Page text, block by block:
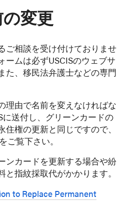
変更
ご相談を受け付けておりませ
ームは必ずUSCISのウェブサ
た、移民法弁護士などの専門
理由で名前を変えなければな
に送付し、グリーンカードの
権の更新と同じですので、
ご覧下さい。
ンカードを更新する場合や紛
指紋採取代がかかります。
to Replace Permanent